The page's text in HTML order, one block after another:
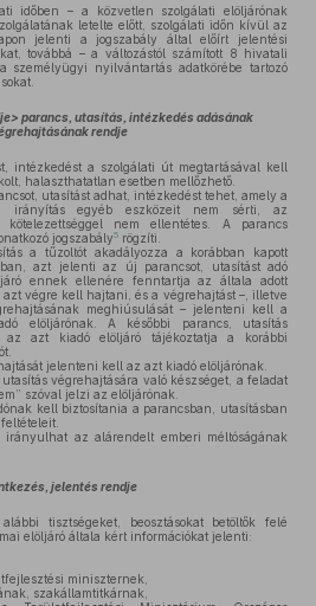
időben – a közvetlen szolgálati elöljárónak
letelte előtt, szolgálati időn kívül az
jelenti a jogszabály által előírt jelentési
továbbá – a változástól számított 8 hivatali
személyügyi nyilvántartás adatkörébe tartozó
parancs, utasítás, intézkedés adásának
rendje
intézkedést a szolgálati út megtartásával kell
halaszthatatlan esetben mellőzhető.
utasítást adhat, intézkedést tehet, amely a
irányítás egyéb eszközeit nem sérti, az
kötelezettséggel nem ellentétes. A parancs
jogszabály5 rögzíti.
a tűzoltót akadályozza a korábban kapott
azt jelenti az új parancsot, utasítást adó
ennek ellenére fenntartja az általa adott
végre kell hajtani, és a végrehajtást –, illetve
meghiúsulását – jelenteni kell a
elöljárónak. A későbbi parancs, utasítás
az azt kiadó elöljáró tájékoztatja a korábbi
jelenteni kell az azt kiadó elöljárónak.
végrehajtására való készséget, a feladat
szóval jelzi az elöljárónak.
kell biztosítania a parancsban, utasításban
az alárendelt emberi méltóságának
jelentés rendje
tisztségeket, beosztásokat betöltők felé
elöljáró általa kért információkat jelenti:
miniszternek,
szakállamtitkárnak,